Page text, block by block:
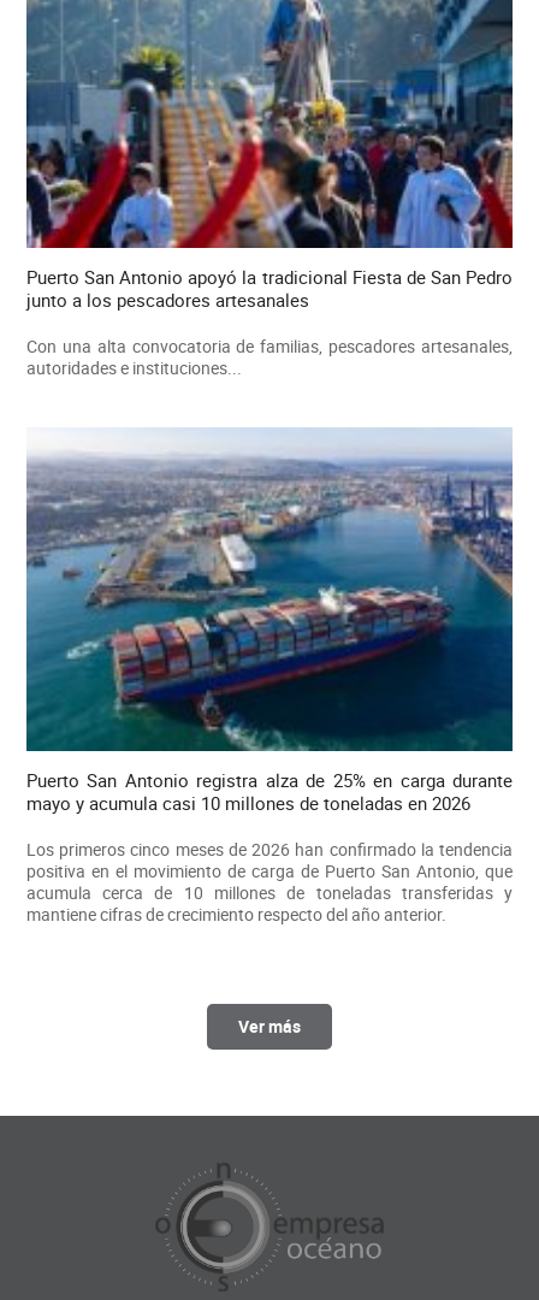
Puerto San Antonio apoyó la tradicional Fiesta de San Pedro
junto a los pescadores artesanales
Con una alta convocatoria de familias, pescadores artesanales,
autoridades e instituciones...
Puerto San Antonio registra alza de 25% en carga durante
mayo y acumula casi 10 millones de toneladas en 2026
Los primeros cinco meses de 2026 han confirmado la tendencia
positiva en el movimiento de carga de Puerto San Antonio, que
acumula cerca de 10 millones de toneladas transferidas y
mantiene cifras de crecimiento respecto del año anterior.
Ver más